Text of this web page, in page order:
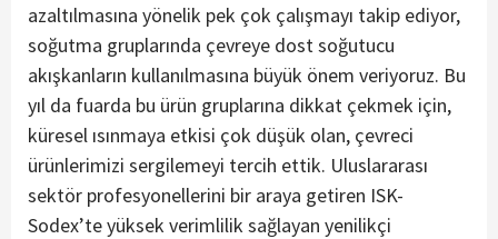
azaltılmasına yönelik pek çok çalışmayı takip ediyor,
soğutma gruplarında çevreye dost soğutucu
akışkanların kullanılmasına büyük önem veriyoruz. Bu
yıl da fuarda bu ürün gruplarına dikkat çekmek için,
küresel ısınmaya etkisi çok düşük olan, çevreci
ürünlerimizi sergilemeyi tercih ettik. Uluslararası
sektör profesyonellerini bir araya getiren ISK-
Sodex’te yüksek verimlilik sağlayan yenilikçi